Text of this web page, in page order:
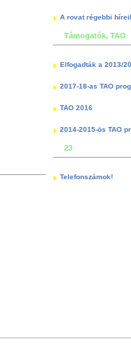
A rovat régebbi
Támogatók, TAO
Elfogadták a 2013/
2017-18-as TAO
TAO 2016
2014-2015-ös TAO
23
Telefonszámok!